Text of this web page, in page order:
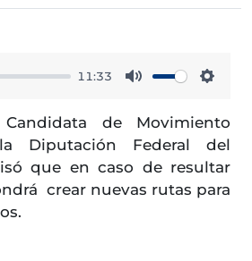
11:33
de Movimiento
Diputación Federal del
que en caso de resultar
crear nuevas rutas para